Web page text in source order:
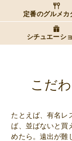
定番のグルメカ
シチュエーシ
こだ
たとえば、有名レ
ば、並ばないと買
めたら。遠出が難